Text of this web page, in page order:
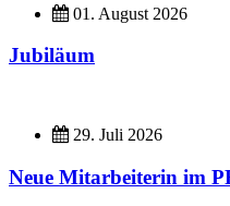
01. August 2026
Jubiläum
29. Juli 2026
Neue Mitarbeiterin im